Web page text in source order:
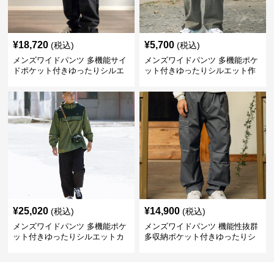
¥18,720 (税込)
メンズワイドパンツ 多機能サイ
ドポケット付きゆったりシルエ
¥5,700 (税込)
メンズワイドパンツ 多機能ポケ
ット付きゆったりシルエット作
¥25,020 (税込)
メンズワイドパンツ 多機能ポケ
ット付きゆったりシルエットカ
¥14,900 (税込)
メンズワイドパンツ 機能性抜群
多収納ポケット付きゆったりシ